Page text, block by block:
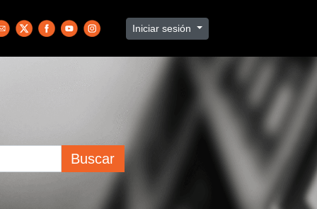
Iniciar sesión
Buscar